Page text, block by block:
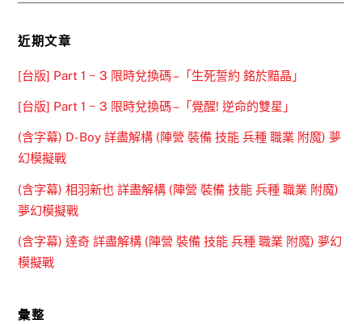
近期文章
[台版] Part 1 ~ 3 限時兌換碼 –「生死誓約 銘於黯晶」
[台版] Part 1 ~ 3 限時兌換碼 –「覺醒! 逆命的雙星」
(含字幕) D-Boy 詳盡解構 (陣營 裝備 技能 兵種 職業 附魔) 夢
幻模擬戰
(含字幕) 相羽新也 詳盡解構 (陣營 裝備 技能 兵種 職業 附魔)
夢幻模擬戰
(含字幕) 達奇 詳盡解構 (陣營 裝備 技能 兵種 職業 附魔) 夢幻
模擬戰
彙整